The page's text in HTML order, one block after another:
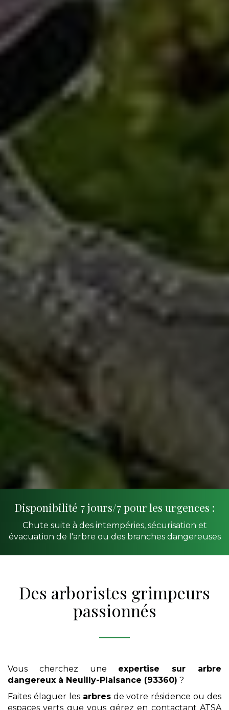
Disponibilité 7 jours/7 pour les urgences :
Chute suite à des intempéries, sécurisation et
évacuation de l'arbre ou des branches dangereuses
Des arboristes grimpeurs
passionnés
Vous cherchez une expertise sur arbre
dangereux à Neuilly-Plaisance (93360) ?
Faites élaguer les arbresde votre résidence ou des
espaces verts que vous gérez en contactant ATSA